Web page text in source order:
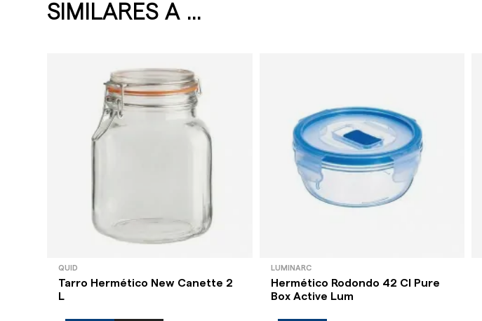
SIMILARES A ...
QUID
Tarro Hermético New Canette 2
L
LUMINARC
Hermético Rodondo 42 Cl Pure
Box Active Lum